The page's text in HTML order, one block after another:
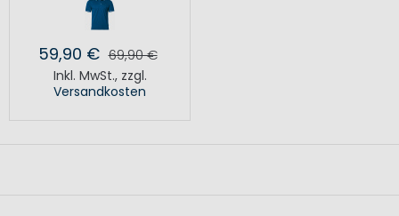
59,90 € 69,90 €
Inkl. MwSt., zzgl.
Versandkosten